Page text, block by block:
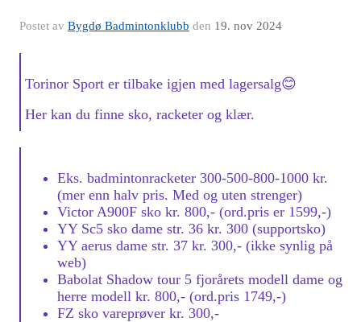
Postet av Bygdø Badmintonklubb den 19. nov 2024
Torinor Sport er tilbake igjen med lagersalg😊
Her kan du finne sko, racketer og klær.
Eks. badmintonracketer 300-500-800-1000 kr.
(mer enn halv pris. Med og uten strenger)
Victor A900F sko kr. 800,- (ord.pris er 1599,-)
YY Sc5 sko dame str. 36 kr. 300 (supportsko)
YY aerus dame str. 37 kr. 300,- (ikke synlig på
web)
Babolat Shadow tour 5 fjorårets modell dame og
herre modell kr. 800,- (ord.pris 1749,-)
FZ sko vareprøver kr. 300,-